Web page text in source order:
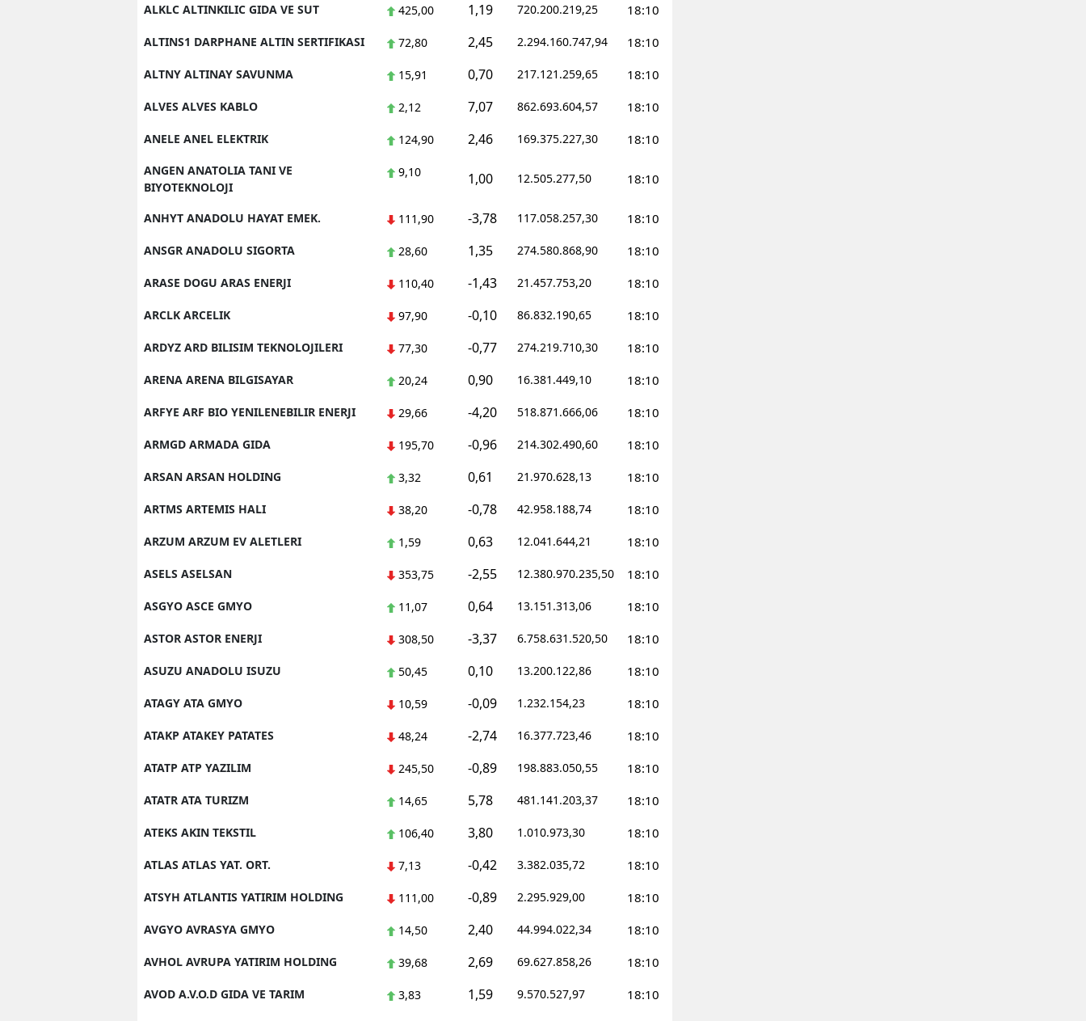
ALKLC ALTINKILIC GIDA VE SUT 425,00 1,19 720.200.219,25 18:10
ALTINS1 DARPHANE ALTIN SERTIFIKASI 72,80 2,45 2.294.160.747,94 18:10
ALTNY ALTINAY SAVUNMA 15,91 0,70 217.121.259,65 18:10
ALVES ALVES KABLO 2,12 7,07 862.693.604,57 18:10
ANELE ANEL ELEKTRIK 124,90 2,46 169.375.227,30 18:10
ANGEN ANATOLIA TANI VE
BIYOTEKNOLOJI
9,10 1,00 12.505.277,50 18:10
ANHYT ANADOLU HAYAT EMEK. 111,90 -3,78 117.058.257,30 18:10
ANSGR ANADOLU SIGORTA 28,60 1,35 274.580.868,90 18:10
ARASE DOGU ARAS ENERJI 110,40 -1,43 21.457.753,20 18:10
ARCLK ARCELIK 97,90 -0,10 86.832.190,65 18:10
ARDYZ ARD BILISIM TEKNOLOJILERI 77,30 -0,77 274.219.710,30 18:10
ARENA ARENA BILGISAYAR 20,24 0,90 16.381.449,10 18:10
ARFYE ARF BIO YENILENEBILIR ENERJI 29,66 -4,20 518.871.666,06 18:10
ARMGD ARMADA GIDA 195,70 -0,96 214.302.490,60 18:10
ARSAN ARSAN HOLDING 3,32 0,61 21.970.628,13 18:10
ARTMS ARTEMIS HALI 38,20 -0,78 42.958.188,74 18:10
ARZUM ARZUM EV ALETLERI 1,59 0,63 12.041.644,21 18:10
ASELS ASELSAN 353,75 -2,55 12.380.970.235,50 18:10
ASGYO ASCE GMYO 11,07 0,64 13.151.313,06 18:10
ASTOR ASTOR ENERJI 308,50 -3,37 6.758.631.520,50 18:10
ASUZU ANADOLU ISUZU 50,45 0,10 13.200.122,86 18:10
ATAGY ATA GMYO 10,59 -0,09 1.232.154,23 18:10
ATAKP ATAKEY PATATES 48,24 -2,74 16.377.723,46 18:10
ATATP ATP YAZILIM 245,50 -0,89 198.883.050,55 18:10
ATATR ATA TURIZM 14,65 5,78 481.141.203,37 18:10
ATEKS AKIN TEKSTIL 106,40 3,80 1.010.973,30 18:10
ATLAS ATLAS YAT. ORT. 7,13 -0,42 3.382.035,72 18:10
ATSYH ATLANTIS YATIRIM HOLDING 111,00 -0,89 2.295.929,00 18:10
AVGYO AVRASYA GMYO 14,50 2,40 44.994.022,34 18:10
AVHOL AVRUPA YATIRIM HOLDING 39,68 2,69 69.627.858,26 18:10
AVOD A.V.O.D GIDA VE TARIM 3,83 1,59 9.570.527,97 18:10